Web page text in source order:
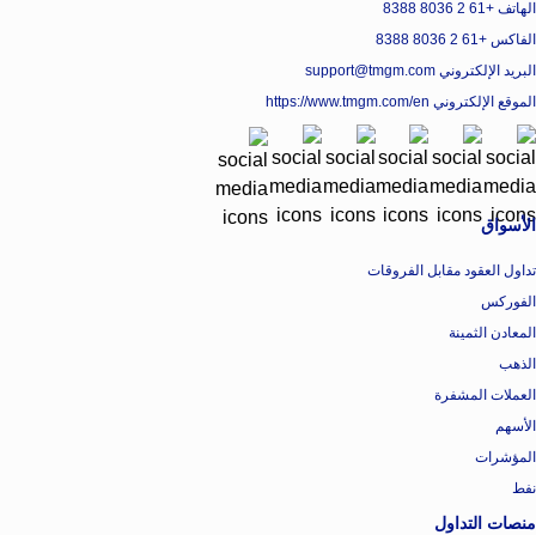
الهاتف +61 2 8036 8388
الفاكس +61 2 8036 8388
البريد الإلكتروني support@tmgm.com
الموقع الإلكتروني https://www.tmgm.com/en
الأسواق
تداول العقود مقابل الفروقات
الفوركس
المعادن الثمينة
الذهب
العملات المشفرة
الأسهم
المؤشرات
نفط
منصات التداول